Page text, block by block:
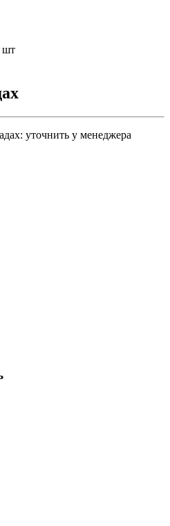
шт
уточнить у менеджера